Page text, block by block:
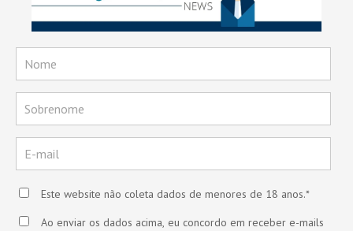
Este website não coleta dados de menores de 18 anos.*
Ao enviar os dados acima, eu concordo em receber e-mails